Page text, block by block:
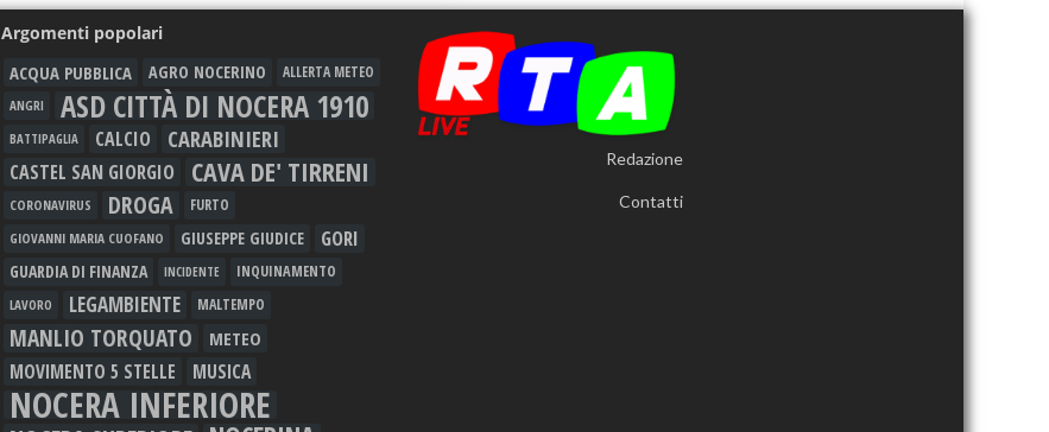
Argomenti popolari
ACQUA PUBBLICA AGRO NOCERINO
ALLERTA METEO
ANGRI
ASD CITTÀ DI NOCERA 1910
BATTIPAGLIA CALCIO CARABINIERI
CASTEL SAN GIORGIO CAVA DE' TIRRENI
CORONAVIRUS DROGA FURTO
GIOVANNI MARIA CUOFANO GIUSEPPE GIUDICE GORI
GUARDIA DI FINANZA INCIDENTE INQUINAMENTO
LAVORO LEGAMBIENTE MALTEMPO
MANLIO TORQUATO METEO
MOVIMENTO 5 STELLE MUSICA
NOCERA INFERIORE
Redazione
Contatti